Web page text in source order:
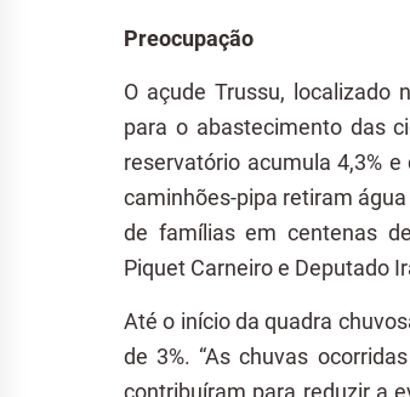
Preocupação
O açude Trussu, localizado
para o abastecimento das
reservatório acumula 4,3%
caminhões-pipa retiram
de famílias em centenas
Piquet Carneiro e Deputado
Até o início da quadra
de 3%. “As chuvas
contribuíram para reduzir a